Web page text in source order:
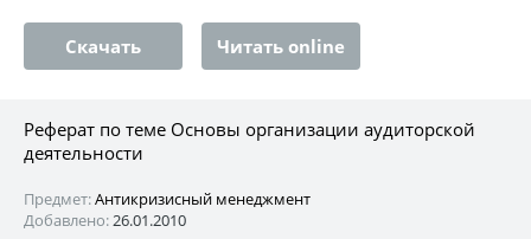
Скачать Читать online
Реферат по теме Основы организации аудиторской
деятельности
Предмет:Антикризисный менеджмент
Добавлено:26.01.2010